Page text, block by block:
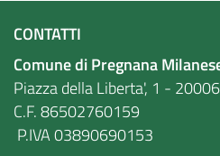
CONTATTI
Comune di Pregnana
Piazza della Liberta', 1 -
C.F.
P.IVA 03890690153